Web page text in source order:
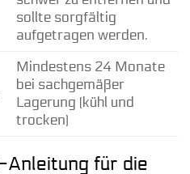
sollte sorgfältig
aufgetragen werden.
Mindestens 24 Monate
bei sachgemäßer
Lagerung (kühl und
trocken)
für die